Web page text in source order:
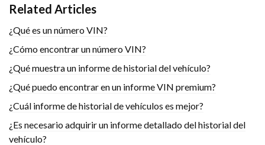
Related Articles
¿Qué es un número VIN?
¿Cómo encontrar un número VIN?
¿Qué muestra un informe de historial del vehículo?
¿Qué puedo encontrar en un informe VIN premium?
¿Cuál informe de historial de vehículos es mejor?
¿Es necesario adquirir un informe detallado del historial del
vehículo?